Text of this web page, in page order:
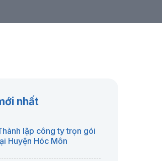
nhất
lập công ty trọn gói
Huyện Hóc Môn